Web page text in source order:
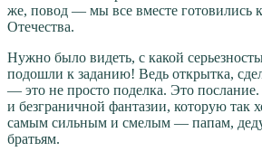
же, повод — мы все вместе готовились
Отечества.
Нужно было видеть, с какой
подошли к заданию! Ведь открытка,
— это не просто поделка. Это
и безграничной фантазии, которую так
самым сильным и смелым — папам,
братьям.